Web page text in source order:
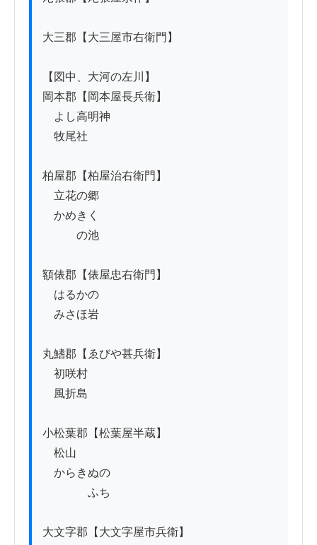
大三郡【大三屋市右衛門】
【図中、大河の左川】
岡本郡【岡本屋長兵衛】
よし高明神
牧尾社
柏屋郡【柏屋治右衛門】
立花の郷
かめきく
の池
額俵郡【俵屋忠右衛門】
はるかの
みさほ岩
丸鰭郡【ゑびや甚兵衛】
初咲村
風折島
小松葉郡【松葉屋半蔵】
松山
からきぬの
ふち
大文字郡【大文字屋市兵衛】